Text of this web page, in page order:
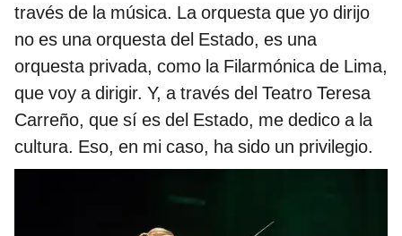
través de la música. La orquesta que yo dirijo
no es una orquesta del Estado, es una
orquesta privada, como la Filarmónica de Lima,
que voy a dirigir. Y, a través del Teatro Teresa
Carreño, que sí es del Estado, me dedico a la
cultura. Eso, en mi caso, ha sido un privilegio.